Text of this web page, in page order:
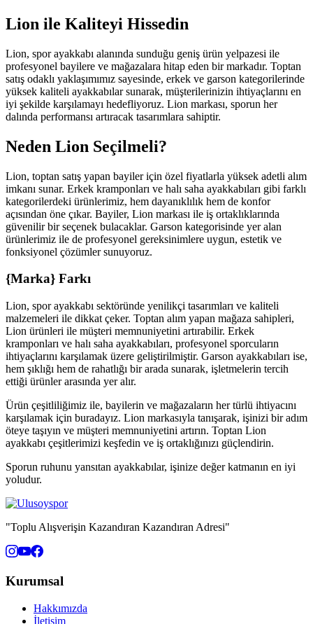
Lion ile Kaliteyi Hissedin
Lion, spor ayakkabı alanında sunduğu geniş ürün yelpazesi ile
profesyonel bayilere ve mağazalara hitap eden bir markadır. Toptan
satış odaklı yaklaşımımız sayesinde, erkek ve garson kategorilerinde
yüksek kaliteli ayakkabılar sunarak, müşterilerinizin ihtiyaçlarını en
iyi şekilde karşılamayı hedefliyoruz. Lion markası, sporun her
dalında performansı artıracak tasarımlara sahiptir.
Neden Lion Seçilmeli?
Lion, toptan satış yapan bayiler için özel fiyatlarla yüksek adetli alım
imkanı sunar. Erkek kramponları ve halı saha ayakkabıları gibi farklı
kategorilerdeki ürünlerimiz, hem dayanıklılık hem de konfor
açısından öne çıkar. Bayiler, Lion markası ile iş ortaklıklarında
güvenilir bir seçenek bulacaklar. Garson kategorisinde yer alan
ürünlerimiz ile de profesyonel gereksinimlere uygun, estetik ve
fonksiyonel çözümler sunuyoruz.
{Marka} Farkı
Lion, spor ayakkabı sektöründe yenilikçi tasarımları ve kaliteli
malzemeleri ile dikkat çeker. Toptan alım yapan mağaza sahipleri,
Lion ürünleri ile müşteri memnuniyetini artırabilir. Erkek
kramponları ve halı saha ayakkabıları, profesyonel sporcuların
ihtiyaçlarını karşılamak üzere geliştirilmiştir. Garson ayakkabıları ise,
hem şıklığı hem de rahatlığı bir arada sunarak, işletmelerin tercih
ettiği ürünler arasında yer alır.
Ürün çeşitliliğimiz ile, bayilerin ve mağazaların her türlü ihtiyacını
karşılamak için buradayız. Lion markasıyla tanışarak, işinizi bir adım
öteye taşıyın ve müşteri memnuniyetini artırın. Toptan Lion
ayakkabı çeşitlerimizi keşfedin ve iş ortaklığınızı güçlendirin.
Sporun ruhunu yansıtan ayakkabılar, işinize değer katmanın en iyi
yoludur.
"Toplu Alışverişin Kazandıran Kazandıran Adresi"
Kurumsal
Hakkımızda
İletişim